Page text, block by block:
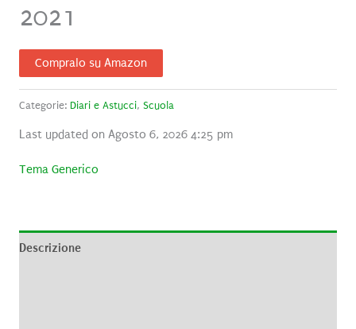
2021
Compralo su Amazon
Categorie: Diari e Astucci, Scuola
Last updated on Agosto 6, 2026 4:25 pm
Tema Generico
Descrizione